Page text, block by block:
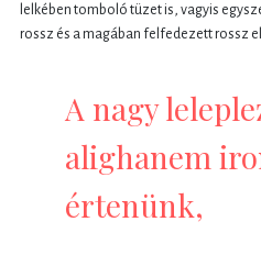
lelkében tomboló tüzet is, vagyis
rossz és a magában felfedezett rossz
A nagy
alighanem
értenünk,